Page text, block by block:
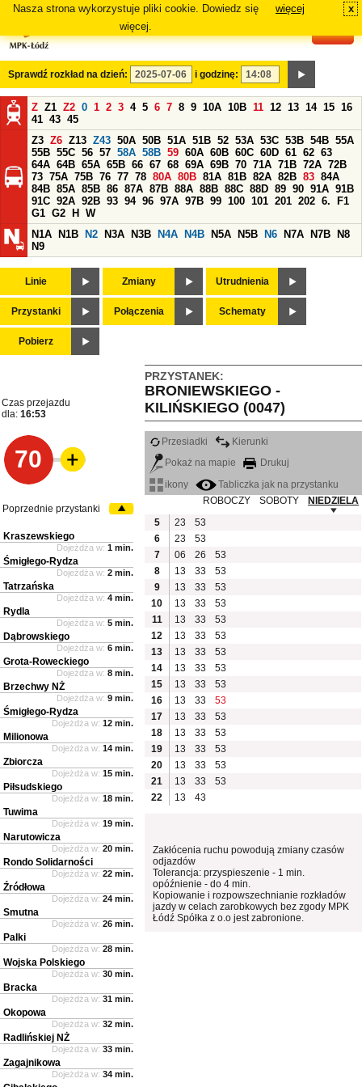
Nasza strona wykorzystuje pliki cookie. Dowiedz się
więcej.
więcej x
Sprawdź rozkład na dzień: i godzinę:
Z Z1 Z2 0 1 2 3 4 5 6 7 8 9 10A 10B 11 12 13 14 15 16
41 43 45
Z3 Z6 Z13 Z43 50A 50B 51A 51B 52 53A 53C 53B 54B 55A
55B 55C 56 57 58A 58B 59 60A 60B 60C 60D 61 62 63
64A 64B 65A 65B 66 67 68 69A 69B 70 71A 71B 72A 72B
73 75A 75B 76 77 78 80A 80B 81A 81B 82A 82B 83 84A
84B 85A 85B 86 87A 87B 88A 88B 88C 88D 89 90 91A 91B
91C 92A 92B 93 94 96 97A 97B 99 100 101 201 202 6.
F1
G1 G2 H
W
N1A
N1B N2 N3A N3B N4A N4B N5A N5B N6 N7A N7B
N8
N9
Linie Zmiany Utrudnienia
Przystanki Połączenia Schematy
Pobierz
PRZYSTANEK:
BRONIEWSKIEGO -
KILIŃSKIEGO (0047)
Czas przejazdu
dla: 16:53
70
Przesiadki
Kierunki
Pokaż na mapie
Drukuj
ikony
Tabliczka jak na przystanku
ROBOCZY
SOBOTY
NIEDZIELA
5
23
53
6
23
53
7
06 26
53
8
13 33
53
9
13 33
53
10
13 33
53
11
13 33
53
12
13 33
53
13
13 33
53
14
13 33
53
15
13 33
53
16
13 33
53
17
13 33
53
18
13 33
53
19
13 33
53
20
13 33
53
21
13 33
53
22
13 43
Zakłócenia ruchu powodują zmiany czasów
odjazdów
Tolerancja: przyspieszenie - 1 min.
opóźnienie - do 4 min.
Kopiowanie i rozpowszechnianie rozkładów
jazdy w celach zarobkowych bez zgody MPK
Łódź Spółka z o.o jest zabronione.
Poprzednie przystanki
Kraszewskiego
Dojeżdża w: 1 min.
Śmigłego-Rydza
Dojeżdża w: 2 min.
Tatrzańska
Dojeżdża w: 4 min.
Rydla
Dojeżdża w: 5 min.
Dąbrowskiego
Dojeżdża w: 6 min.
Grota-Roweckiego
Dojeżdża w: 8 min.
Brzechwy NŻ
Dojeżdża w: 9 min.
Śmigłego-Rydza
Dojeżdża w: 12 min.
Milionowa
Dojeżdża w: 14 min.
Zbiorcza
Dojeżdża w: 15 min.
Piłsudskiego
Dojeżdża w: 18 min.
Tuwima
Dojeżdża w: 19 min.
Narutowicza
Dojeżdża w: 20 min.
Rondo Solidarności
Dojeżdża w: 22 min.
Źródłowa
Dojeżdża w: 24 min.
Smutna
Dojeżdża w: 26 min.
Palki
Dojeżdża w: 28 min.
Wojska Polskiego
Dojeżdża w: 30 min.
Bracka
Dojeżdża w: 31 min.
Okopowa
Dojeżdża w: 32 min.
Radlińskiej NŻ
Dojeżdża w: 33 min.
Zagajnikowa
Dojeżdża w: 34 min.